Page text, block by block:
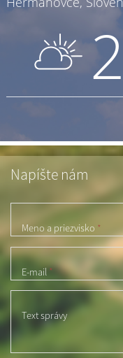
Napíšte nám
Meno a priezvisko *
E-mail *
Text správy